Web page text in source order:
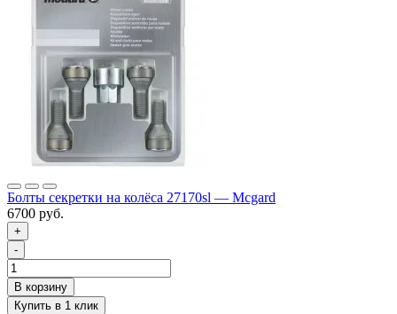
Болты секретки на колёса 27170sl — Mcgard
6700 руб.
+
-